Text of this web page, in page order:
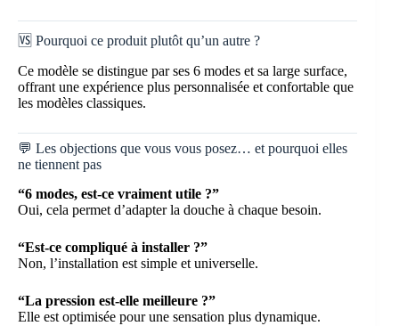
🆚 Pourquoi ce produit plutôt qu’un autre ?
Ce modèle se distingue par ses 6 modes et sa large surface,
offrant une expérience plus personnalisée et confortable que
les modèles classiques.
💬 Les objections que vous vous posez… et pourquoi elles
ne tiennent pas
“6 modes, est-ce vraiment utile ?”
Oui, cela permet d’adapter la douche à chaque besoin.
“Est-ce compliqué à installer ?”
Non, l’installation est simple et universelle.
“La pression est-elle meilleure ?”
Elle est optimisée pour une sensation plus dynamique.